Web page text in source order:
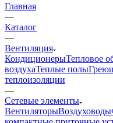
Главная
—
Каталог
—
Вентиляция
КондиционерыТепловое
воздухаТеплые полы
теплоизоляции
—
Сетевые элементы
ВентиляторыВоздуховоды